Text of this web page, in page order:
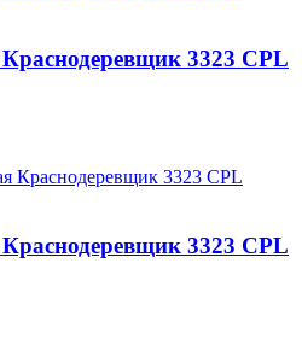
3323 CPL
3323 CPL